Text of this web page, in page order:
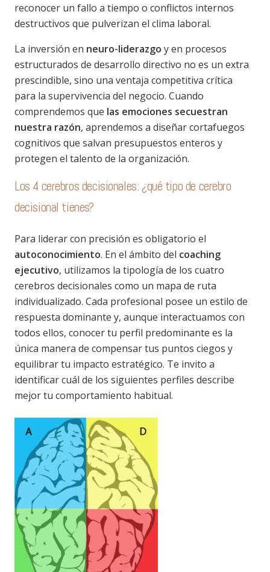
reconocer un fallo a tiempo o conflictos internos
destructivos que pulverizan el clima laboral.
La inversión en neuro-liderazgo y en procesos
estructurados de desarrollo directivo no es un extra
prescindible, sino una ventaja competitiva crítica
para la supervivencia del negocio. Cuando
comprendemos que las emociones secuestran
nuestra razón, aprendemos a diseñar cortafuegos
cognitivos que salvan presupuestos enteros y
protegen el talento de la organización.
Los 4 cerebros decisionales: ¿qué tipo de cerebro
decisional tienes?
Para liderar con precisión es obligatorio el
autoconocimiento. En el ámbito del coaching
ejecutivo, utilizamos la tipología de los cuatro
cerebros decisionales como un mapa de ruta
individualizado. Cada profesional posee un estilo de
respuesta dominante y, aunque interactuamos con
todos ellos, conocer tu perfil predominante es la
única manera de compensar tus puntos ciegos y
equilibrar tu impacto estratégico. Te invito a
identificar cuál de los siguientes perfiles describe
mejor tu comportamiento habitual.